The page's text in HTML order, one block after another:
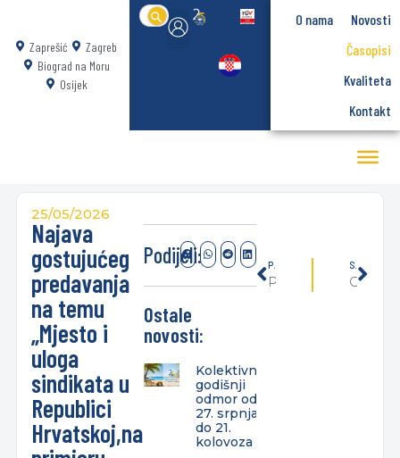
Zaprešić
Zagreb
Biograd na Moru
Osijek
Search
for:
O nama
Novosti
Časopisi
Kvaliteta
Kontakt
25/05/2026
Najava
gostujućeg
predavanja
na temu
„Mjesto i
uloga
sindikata u
Republici
Hrvatskoj,na
Podijeli:
Ostale
novosti:
Kolektivni
godišnji
odmor od
27. srpnja
do 21.
kolovoza
PRETHODNO SLIJEDEĆE
Otvorene su prijave za novo izdanje HACKL-a: prijavite se, razvijajte gaming rješenja za otvoreni Zagreb i osvojite 6.000 eura